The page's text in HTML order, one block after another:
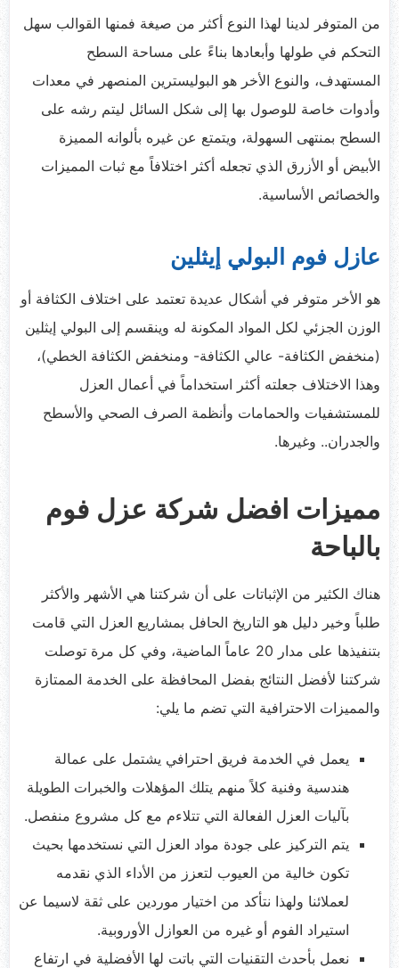
من المتوفر لدينا لهذا النوع أكثر من صيغة فمنها القوالب سهل
التحكم في طولها وأبعادها بناءً على مساحة السطح
المستهدف، والنوع الأخر هو البوليسترين المنصهر في معدات
وأدوات خاصة للوصول بها إلى شكل السائل ليتم رشه على
السطح بمنتهى السهولة، ويتمتع عن غيره بألوانه المميزة
الأبيض أو الأزرق الذي تجعله أكثر اختلافاً مع ثبات المميزات
والخصائص الأساسية.
عازل فوم البولي إيثلين
هو الأخر متوفر في أشكال عديدة تعتمد على اختلاف الكثافة أو
الوزن الجزئي لكل المواد المكونة له وينقسم إلى البولي إيثلين
(منخفض الكثافة- عالي الكثافة- ومنخفض الكثافة الخطي)،
وهذا الاختلاف جعلته أكثر استخداماً في أعمال العزل
للمستشفيات والحمامات وأنظمة الصرف الصحي والأسطح
والجدران.. وغيرها.
مميزات افضل شركة عزل فوم
بالباحة
هناك الكثير من الإثباتات على أن شركتنا هي الأشهر والأكثر
طلباً وخير دليل هو التاريخ الحافل بمشاريع العزل التي قامت
بتنفيذها على مدار 20 عاماً الماضية، وفي كل مرة توصلت
شركتنا لأفضل النتائج بفضل المحافظة على الخدمة الممتازة
والمميزات الاحترافية التي تضم ما يلي:
يعمل في الخدمة فريق احترافي يشتمل على عمالة
هندسية وفنية كلاً منهم يتلك المؤهلات والخبرات الطويلة
بآليات العزل الفعالة التي تتلاءم مع كل مشروع منفصل.
يتم التركيز على جودة مواد العزل التي نستخدمها بحيث
تكون خالية من العيوب لتعزز من الأداء الذي نقدمه
لعملائنا ولهذا نتأكد من اختيار موردين على ثقة لاسيما عن
استيراد الفوم أو غيره من العوازل الأوروبية.
نعمل بأحدث التقنيات التي باتت لها الأفضلية في ارتفاع